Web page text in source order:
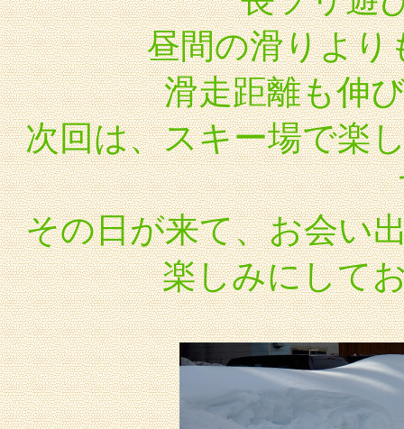
昼間の滑りより
滑走距離も伸
次回は、スキー場で楽
その日が来て、お会い
楽しみにして